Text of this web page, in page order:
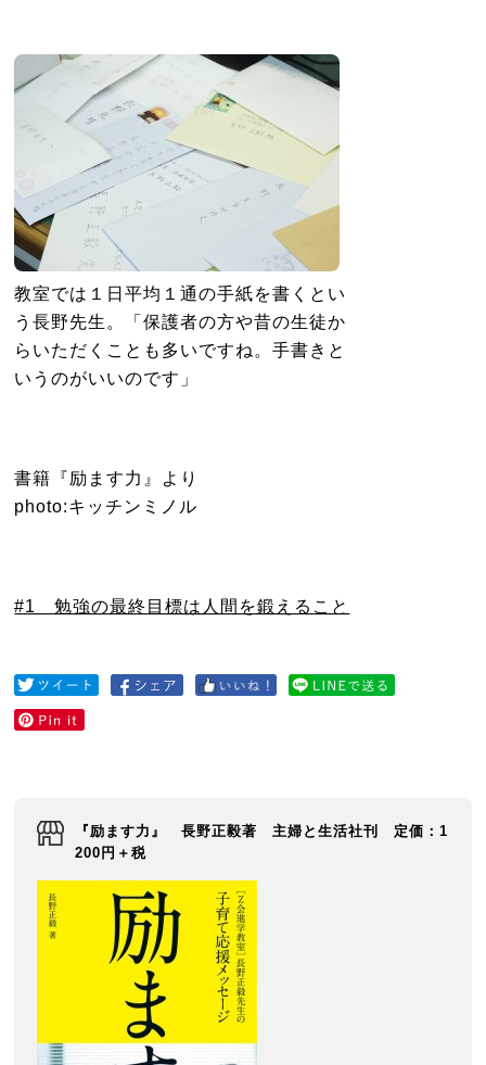
教室では１日平均１通の手紙を書くとい
う長野先生。「保護者の方や昔の生徒か
らいただくことも多いですね。手書きと
いうのがいいのです」
書籍『励ます力』より
photo:キッチンミノル
#1 勉強の最終目標は人間を鍛えること
『励ます力』 長野正毅著 主婦と生活社刊 定価：1
200円＋税